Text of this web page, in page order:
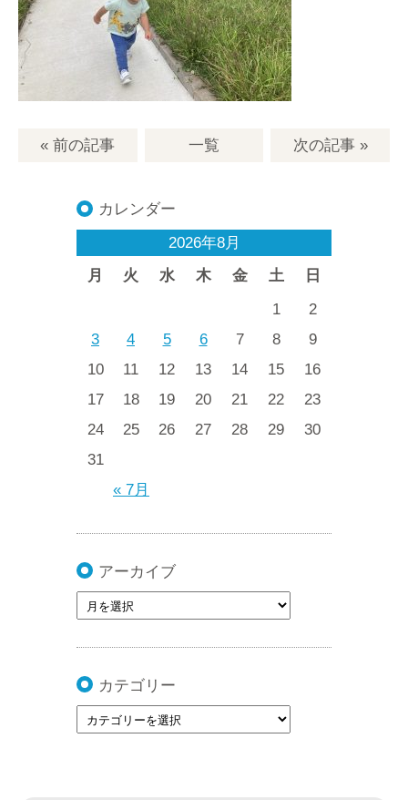
« 前の記事 一覧 次の記事»
カレンダー
2026年8月
月
火 水 木 金 土 日
« 7月
1
2
3
4 5 6 7 8
9
10
11 12 13 14 15
16
17
18 19 20 21 22
23
24
25 26 27 28 29
30
31
アーカイブ
カテゴリー